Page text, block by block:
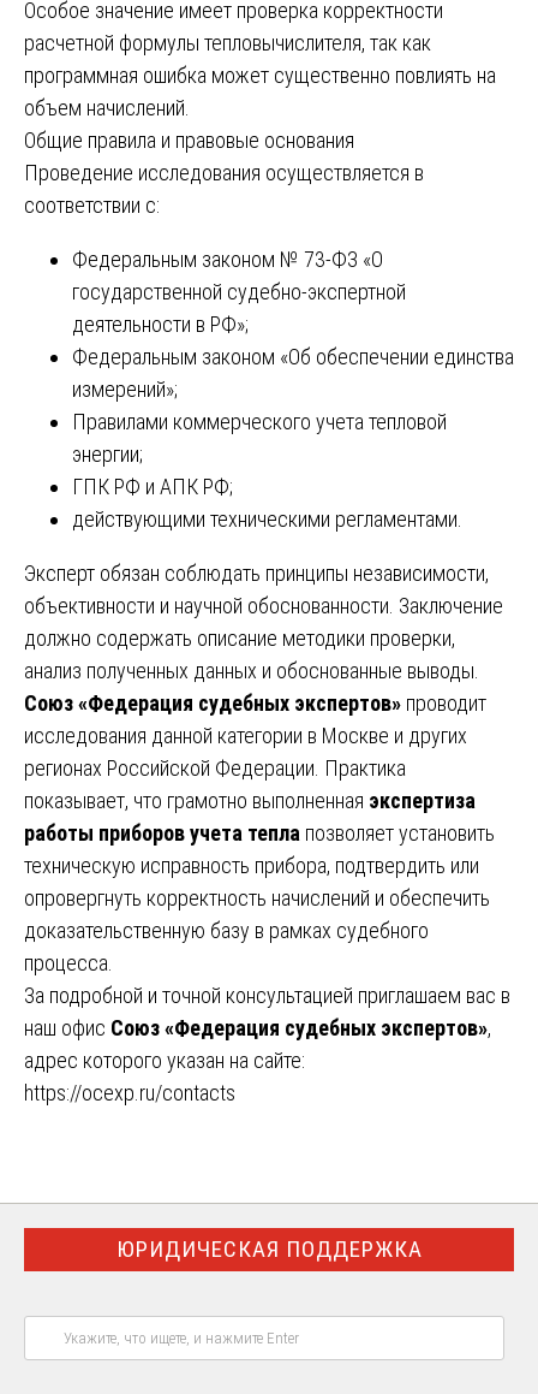
Особое значение имеет проверка корректности
расчетной формулы тепловычислителя, так как
программная ошибка может существенно повлиять на
объем начислений.
Общие правила и правовые основания
Проведение исследования осуществляется в
соответствии с:
Федеральным законом № 73-ФЗ «О
государственной судебно-экспертной
деятельности в РФ»;
Федеральным законом «Об обеспечении единства
измерений»;
Правилами коммерческого учета тепловой
энергии;
ГПК РФ и АПК РФ;
действующими техническими регламентами.
Эксперт обязан соблюдать принципы независимости,
объективности и научной обоснованности. Заключение
должно содержать описание методики проверки,
анализ полученных данных и обоснованные выводы.
Союз «Федерация судебных экспертов» проводит
исследования данной категории в Москве и других
регионах Российской Федерации. Практика
показывает, что грамотно выполненная экспертиза
работы приборов учета тепла позволяет установить
техническую исправность прибора, подтвердить или
опровергнуть корректность начислений и обеспечить
доказательственную базу в рамках судебного
процесса.
За подробной и точной консультацией приглашаем вас в
наш офис Союз «Федерация судебных экспертов»,
адрес которого указан на сайте:
https://ocexp.ru/contacts
ЮРИДИЧЕСКАЯ ПОДДЕРЖКА